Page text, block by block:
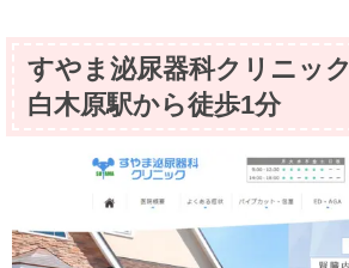
すやま泌尿器科クリニック
白木原駅から徒歩1分